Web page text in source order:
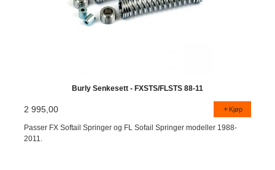
Burly Senkesett - FXSTS/FLSTS 88-11
2 995,00 Kjøp
Passer FX Softail Springer og FL Sofail Springer modeller 1988-
2011.